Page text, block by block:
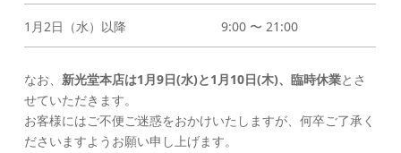
1月2日（水）以降 9:00 〜 21:00
なお、新光堂本店は1月9日(水)と1月10日(木)、臨時休業とさ
せていただきます。
お客様にはご不便ご迷惑をおかけいたしますが、何卒ご了承く
ださいますようお願い申し上げます。